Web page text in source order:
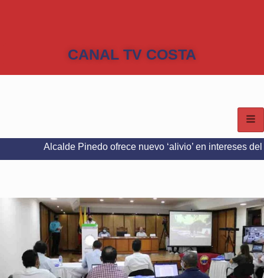
CANAL TV COSTA
Pinedo ofrece nuevo ‘alivio’ en intereses del Predial e